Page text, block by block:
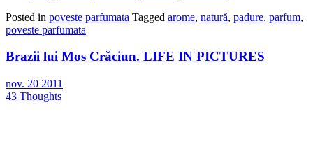
Posted in poveste parfumata Tagged arome, natură, padure, parfum,
poveste parfumata
Brazii lui Mos Crăciun. LIFE IN PICTURES
nov. 20 2011
43 Thoughts